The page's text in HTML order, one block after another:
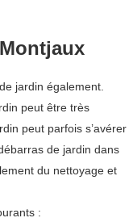
jardin également.
peut être très
peut parfois s’avérer
de jardin dans
du nettoyage et
: